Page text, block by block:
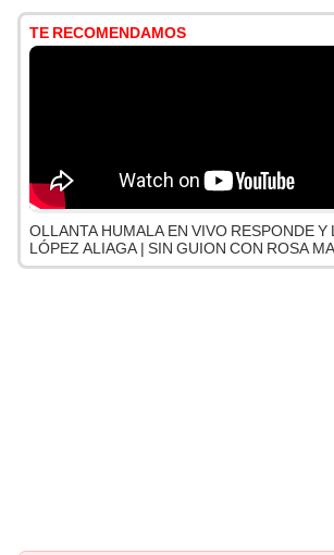
TE RECOMENDAMOS
OLLANTA HUMALA EN VIVO RESPONDE Y
LÓPEZ ALIAGA | SIN GUION CON ROSA